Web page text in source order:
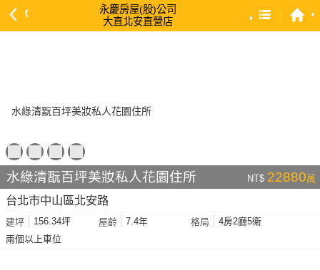
永慶房屋(股)公司
大直北安直營店
依建物坪數 大 → 小
依土地坪數 大 → 小
水綠清翫百坪美妝私人花園住所 NT$ 22880萬
台北市中山區北安路
建坪 156.34坪 屋齡 7.4年 格局
4房2廳5衛
兩個以上車位